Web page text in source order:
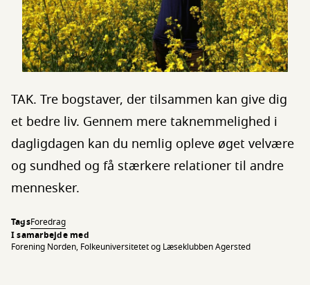
TAK. Tre bogstaver, der tilsammen kan give dig
et bedre liv. Gennem mere taknemmelighed i
dagligdagen kan du nemlig opleve øget velvære
og sundhed og få stærkere relationer til andre
mennesker.
TagsForedrag
I samarbejde med
Forening Norden, Folkeuniversitetet og Læseklubben Agersted